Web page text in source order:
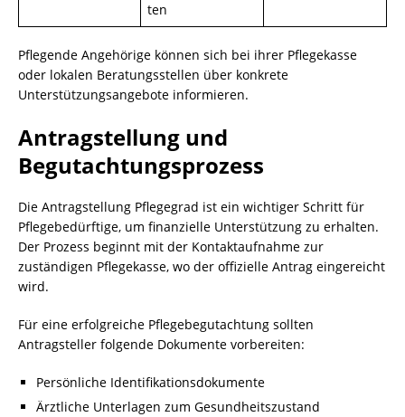
ten
Pflegende Angehörige können sich bei ihrer Pflegekasse
oder lokalen Beratungsstellen über konkrete
Unterstützungsangebote informieren.
Antragstellung und
Begutachtungsprozess
Die Antragstellung Pflegegrad ist ein wichtiger Schritt für
Pflegebedürftige, um finanzielle Unterstützung zu erhalten.
Der Prozess beginnt mit der Kontaktaufnahme zur
zuständigen Pflegekasse, wo der offizielle Antrag eingereicht
wird.
Für eine erfolgreiche Pflegebegutachtung sollten
Antragsteller folgende Dokumente vorbereiten:
Persönliche Identifikationsdokumente
Ärztliche Unterlagen zum Gesundheitszustand